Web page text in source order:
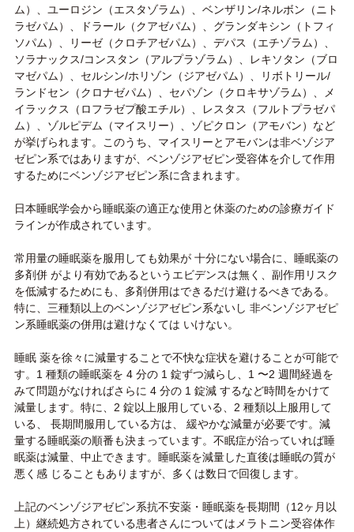
ム）、ユーロジン（エスタゾラム）、ベンザリン/ネルボン（ニト
ラゼパム）、ドラール（クアゼパム）、グランダキシン（トフィ
ソパム）、リーゼ（クロチアゼパム）、デパス（エチゾラム）、
ソラナックス/コンスタン（アルプラゾラム）、レキソタン（ブロ
マゼパム）、セルシン/ホリゾン（ジアゼパム）、リボトリール/
ランドセン（クロナゼパム）、セパゾン（クロキサゾラム）、メ
イラックス（ロフラゼプ酸エチル）、レスタス（フルトプラゼパ
ム）、ゾルピデム（マイスリー）、ゾピクロン（アモバン）など
が挙げられます。このうち、マイスリーとアモバンは非ベゾジア
ゼピン系ではありますが、ベンゾジアゼピン受容体を介して作用
するためにベンゾジアゼピン系に含まれます。
日本睡眠学会から睡眠薬の適正な使用と休薬のための診療ガイド
ラインが作成されています。
常用量の睡眠薬を服用しても効果が 十分にない場合に、睡眠薬の
多剤併 がより有効であるというエビデンスは無く、副作用リスク
を低減するためにも、多剤併用はできるだけ避けるべきである。
特に、三種類以上のベンゾジアゼピン系ないし 非ベンゾジアゼピ
ン系睡眠薬の併用は避けなくては いけない。
睡眠 薬を徐々に減量することで不快な症状を避けることが可能で
す。1 種類の睡眠薬を 4 分の 1 錠ずつ減らし、1 〜2 週間経過を
みて問題がなければさらに 4 分の 1 錠減 するなど時間をかけて
減量します。特に、2 錠以上服用している、2 種類以上服用して
いる、 長期間服用している方は、 緩やかな減量が必要です。減
量する睡眠薬の順番も決まっています。不眠症が治っていれば睡
眠薬は減量、中止できます。睡眠薬を減量した直後は睡眠の質が
悪く感 じることもありますが、多くは数日で回復します。
上記のベンゾジアゼピン系抗不安薬・睡眠薬を長期間（12ヶ月以
上）継続処方されている患者さんについてはメラトニン受容体作